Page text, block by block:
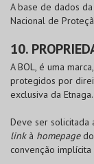
A base de dados da
Nacional de
10.
ABOL, é uma
protegidos por
exclusiva da Etnaga.
Deve ser solicitada
linkà homepagedo
convenção